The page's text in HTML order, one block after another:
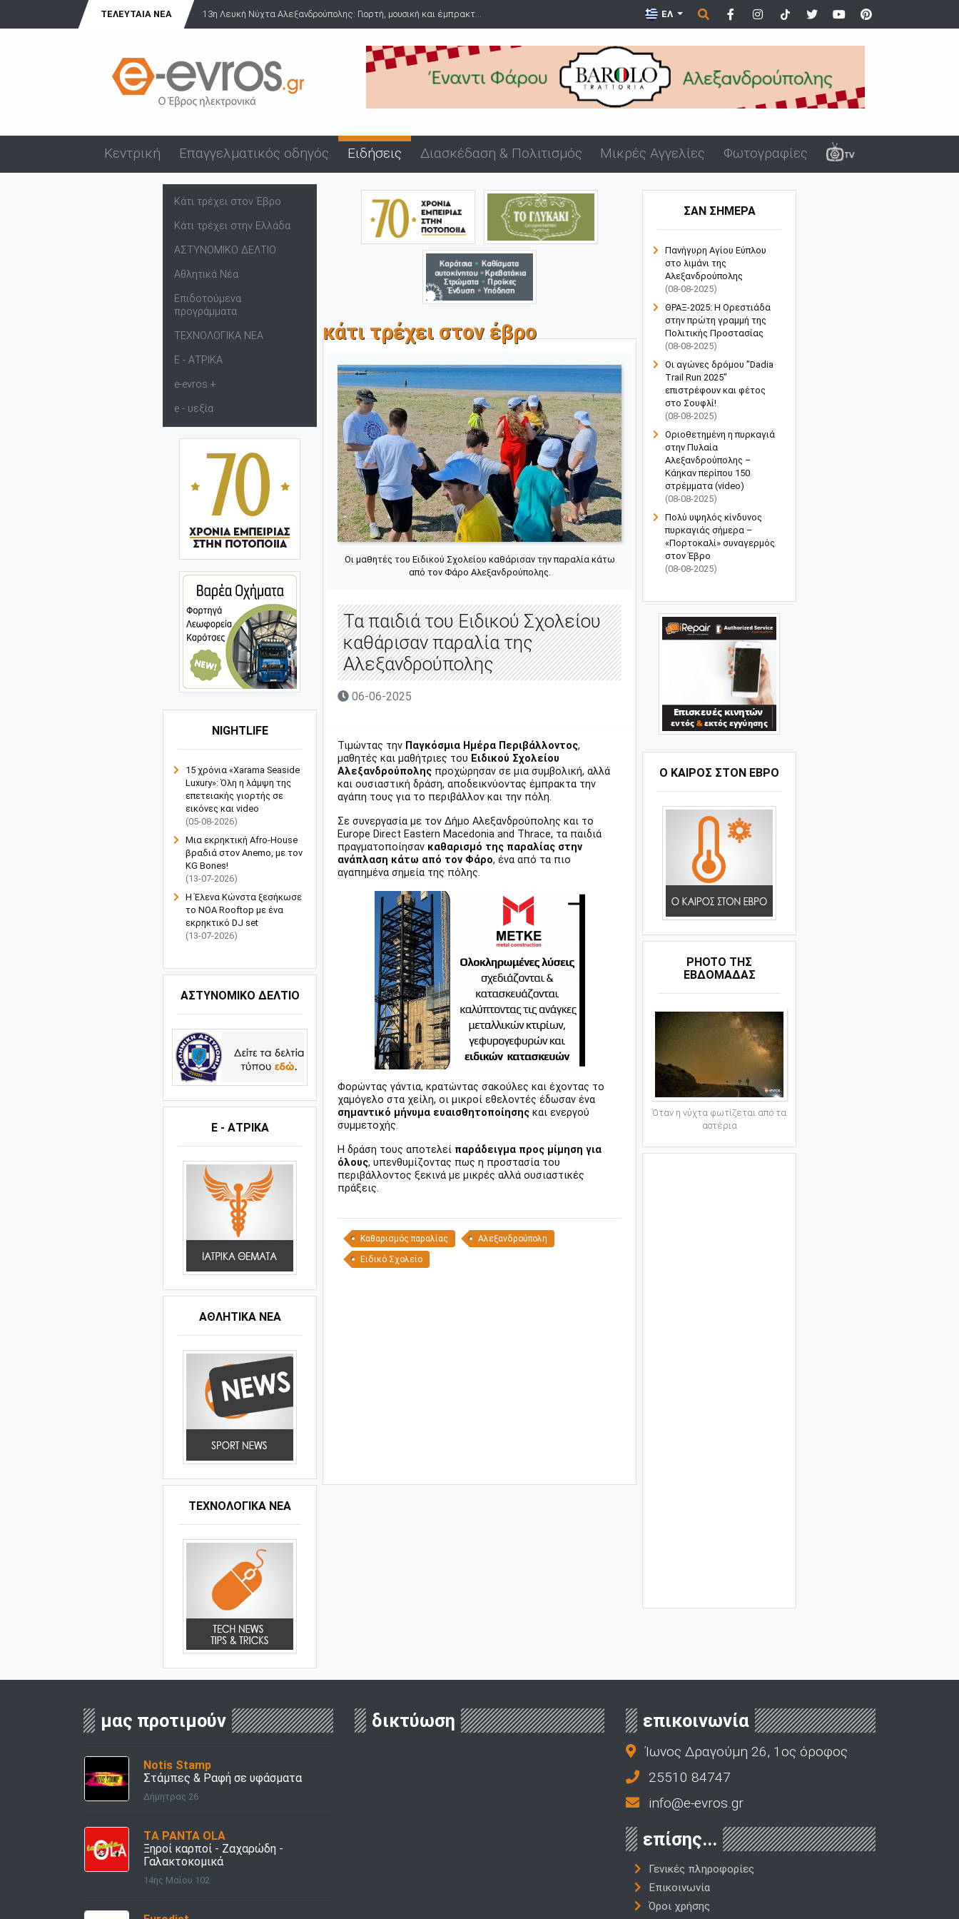
ΤΕΛΕΥΤΑΊΑ ΝΈΑ 13η Λευκή Νύχτα Αλεξανδρούπολης: Γιορτή, μουσική και έμπρακτ... Δύο συλλήψεις για ναρκωτικά στο λιμάνι της Αλεξανδρούπολης μ...
ΕΛ
Κεντρική Επαγγελματικός οδηγός Ειδήσεις Διασκέδαση & Πολιτισμός Μικρές Αγγελίες Φωτογραφίες
Κάτι τρέχει στον Έβρο
Κάτι τρέχει στην Ελλάδα
ΑΣΤΥΝΟΜΙΚΟ ΔΕΛΤΙΟ
Αθλητικά Νέα
Επιδοτούμενα
προγράμματα
ΤΕΧΝΟΛΟΓΙΚΑ ΝΕΑ
Ε - ΑΤΡΙΚΑ
e-evros +
e - υεξία
NIGHTLIFE
15 χρόνια «Xarama Seaside
Luxury»: Όλη η λάμψη της
επετειακής γιορτής σε
εικόνες και video
(05-08-2026)
Μια εκρηκτική Afro-House
βραδιά στον Anemo, με τον
KG Bones!
(13-07-2026)
Η Έλενα Κώνστα ξεσήκωσε
το NOA Rooftop με ένα
εκρηκτικό DJ set
(13-07-2026)
ΑΣΤΥΝΟΜΙΚΟ ΔΕΛΤΙΟ
Ε - ΑΤΡΙΚΑ
ΑΘΛΗΤΙΚΆ ΝΈΑ
ΤΕΧΝΟΛΟΓΙΚΑ ΝΕΑ
κάτι τρέχει στον έβρο
Οι μαθητές του Ειδικού Σχολείου καθάρισαν την παραλία κάτω
από τον Φάρο Αλεξανδρούπολης.
Τα παιδιά του Ειδικού Σχολείου
καθάρισαν παραλία της
Αλεξανδρούπολης
06-06-2025
Τιμώντας την Παγκόσμια Ημέρα Περιβάλλοντος,
μαθητές και μαθήτριες του Ειδικού Σχολείου
Αλεξανδρούπολης προχώρησαν σε μια συμβολική, αλλά
και ουσιαστική δράση, αποδεικνύοντας έμπρακτα την
αγάπη τους για το περιβάλλον και την πόλη.
Σε συνεργασία με τον Δήμο Αλεξανδρούπολης και το
Europe Direct Eastern Macedonia and Thrace, τα παιδιά
πραγματοποίησαν καθαρισμό της παραλίας στην
ανάπλαση κάτω από τον Φάρο, ένα από τα πιο
αγαπημένα σημεία της πόλης.
Φορώντας γάντια, κρατώντας σακούλες και έχοντας το
χαμόγελο στα χείλη, οι μικροί εθελοντές έδωσαν ένα
σημαντικό μήνυμα ευαισθητοποίησης και ενεργού
συμμετοχής.
Η δράση τους αποτελεί παράδειγμα προς μίμηση για
όλους, υπενθυμίζοντας πως η προστασία του
περιβάλλοντος ξεκινά με μικρές αλλά ουσιαστικές
πράξεις.
Καθαρισμός παραλίας Αλεξανδρούπολη
Ειδικό Σχολείο
ΣΑΝ ΣΗΜΕΡΑ
Πανήγυρη Αγίου Εύπλου
στο λιμάνι της
Αλεξανδρούπολης
(08-08-2025)
ΘΡΑΞ-2025: Η Ορεστιάδα
στην πρώτη γραμμή της
Πολιτικής Προστασίας
(08-08-2025)
Οι αγώνες δρόμου "Dadia
Trail Run 2025"
επιστρέφουν και φέτος
στο Σουφλί!
(08-08-2025)
Οριοθετημένη η πυρκαγιά
στην Πυλαία
Αλεξανδρούπολης –
Κάηκαν περίπου 150
στρέμματα (video)
(08-08-2025)
Πολύ υψηλός κίνδυνος
πυρκαγιάς σήμερα –
«Πορτοκαλί» συναγερμός
στον Έβρο
(08-08-2025)
Ο ΚΑΙΡΟΣ ΣΤΟΝ ΕΒΡΟ
PHOTO ΤΗΣ
ΕΒΔΟΜΑΔΑΣ
Όταν η νύχτα φωτίζεται από τα
αστέρια
μας προτιμούν
Notis Stamp
Στάμπες & Ραφή σε υφάσματα
Δήμητρας 26
TΑ PANTA OLA
Ξηροί καρποί - Ζαχαρώδη -
Γαλακτοκομικά
14ης Μαίου 102
δικτύωση επικοινωνία
Ίωνος Δραγούμη 26, 1ος όροφος
25510 84747
info@e-evros.gr
επίσης...
Γενικές πληροφορίες
Επικοινωνία
Όροι χρήσης